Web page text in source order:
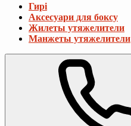
Гирі
Аксесуари для боксу
Жилеты утяжелители
Манжеты утяжелители